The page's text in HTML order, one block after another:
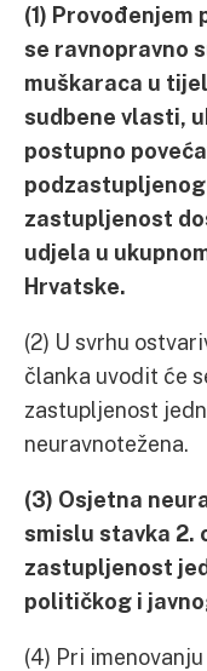
(1)
se ravnopravno
muškaraca u
sudbene vlasti,
postupno
zastupljenost
udjela u
Hrvatske.
(2) U svrhu
članka uvodit će
zastupljenost
neuravnotežena.
(3) Osjetna
smislu stavka 2.
zastupljenost
političkog i
(4) Pri